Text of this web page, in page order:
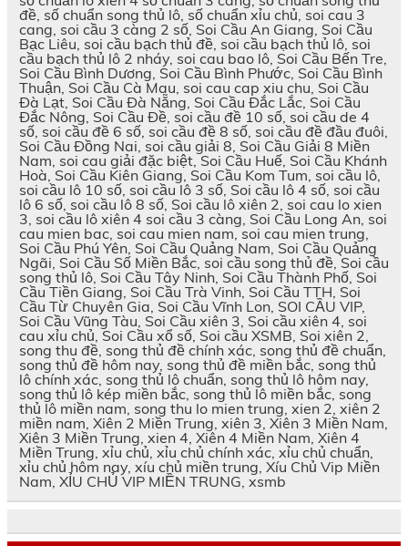
đề, số chuẩn song thủ lô, số chuẩn xỉu chủ, soi cau 3
cang, soi cầu 3 càng 2 số, Soi Cầu An Giang, Soi Cầu
Bạc Liêu, soi cầu bạch thủ đề, soi cầu bạch thủ lô, soi
cầu bạch thủ lô 2 nháy, soi cau bao lô, Soi Cầu Bến Tre,
Soi Cầu Bình Dương, Soi Cầu Bình Phước, Soi Cầu Bình
Thuận, Soi Cầu Cà Mau, soi cau cap xiu chu, Soi Cầu
Đà Lạt, Soi Cầu Đà Nẵng, Soi Cầu Đắc Lắc, Soi Cầu
Đắc Nông, Soi Cầu Đề, soi cầu đề 10 số, soi cầu de 4
số, soi cầu đề 6 số, soi cầu đề 8 số, soi cầu đề đầu đuôi,
Soi Cầu Đồng Nai, soi cầu giải 8, Soi Cầu Giải 8 Miền
Nam, soi cau giải đặc biệt, Soi Cầu Huế, Soi Cầu Khánh
Hoà, Soi Cầu Kiên Giang, Soi Cầu Kom Tum, soi cầu lô,
soi cầu lô 10 số, soi cầu lô 3 số, Soi cầu lô 4 số, soi cầu
lô 6 số, soi cầu lô 8 số, Soi cầu lô xiên 2, soi cau lo xien
3, soi cầu lô xiên 4 soi cầu 3 càng, Soi Cầu Long An, soi
cau mien bac, soi cau mien nam, soi cau mien trung,
Soi Cầu Phú Yên, Soi Cầu Quảng Nam, Soi Cầu Quảng
Ngãi, Soi Cầu Số Miền Bắc, soi cầu song thủ đề, Soi cầu
song thủ lô, Soi Cầu Tây Ninh, Soi Cầu Thành Phố, Soi
Cầu Tiền Giang, Soi Cầu Trà Vinh, Soi Cầu TTH, Soi
Cầu Từ Chuyên Gia, Soi Cầu Vĩnh Lon, SOI CẦU VIP,
Soi Cầu Vũng Tàu, Soi Cầu xiên 3, Soi cầu xiên 4, soi
cau xỉu chủ, Soi Cầu xổ số, Soi cầu XSMB, Soi xiên 2,
song thu đề, song thủ đề chính xác, song thủ đề chuẩn,
song thủ đề hôm nay, song thủ đề miền bắc, song thủ
lô chính xác, song thủ lô chuẩn, song thủ lô hôm nay,
song thủ lô kép miền bắc, song thủ lô miền bắc, song
thủ lô miền nam, song thu lo mien trung, xien 2, xiên 2
miền nam, Xiên 2 Miền Trung, xiên 3, Xiên 3 Miền Nam,
Xiên 3 Miền Trung, xien 4, Xiên 4 Miền Nam, Xiên 4
Miền Trung, xỉu chủ, xỉu chủ chính xác, xỉu chủ chuẩn,
xỉu chủ hôm nay, xíu chủ miền trung, Xíu Chủ Vip Miền
Nam, XỈU CHỦ VIP MIỀN TRUNG, xsmb